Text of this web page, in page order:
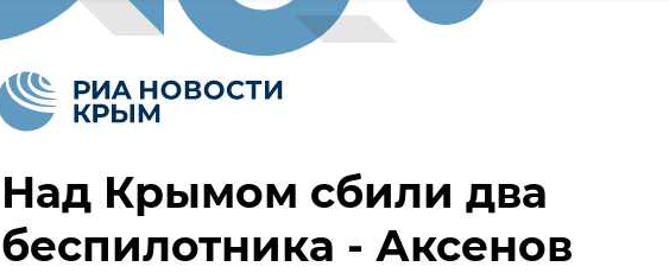
Над Крымом сбили два
беспилотника - Аксенов